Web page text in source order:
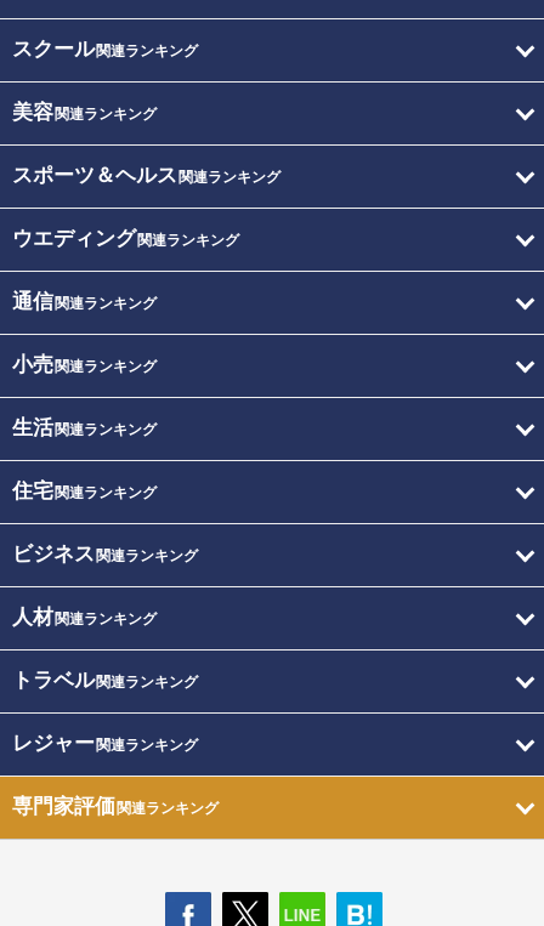
スクール関連ランキング
美容関連ランキング
スポーツ＆ヘルス 関連ランキング
ウエディング関連ランキング
通信関連ランキング
小売関連ランキング
生活関連ランキング
住宅関連ランキング
ビジネス 関連ランキング
人材関連ランキング
トラベル関連ランキング
レジャー関連ランキング
専門家評価関連ランキング